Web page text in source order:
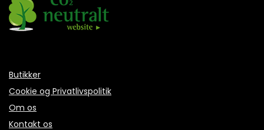
Butikker
Cookie og Privatlivspolitik
Om os
Kontakt os